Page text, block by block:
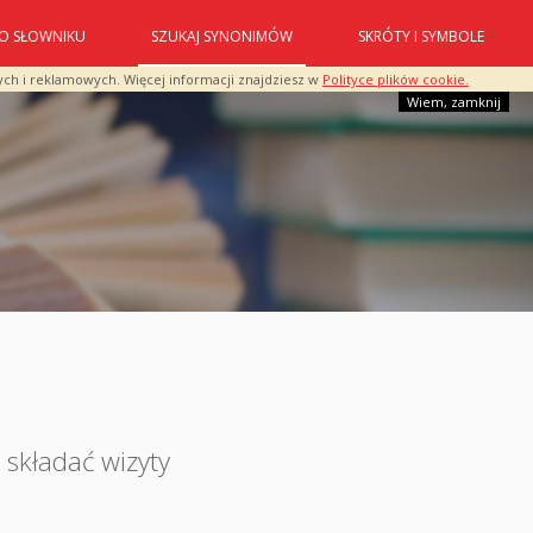
i reklamowych. Więcej informacji znajdziesz w Polityce plików cookie.
Wiem, zamknij
O SŁOWNIKU SZUKAJ SYNONIMÓW SKRÓTY I SYMBOLE
składać wizyty